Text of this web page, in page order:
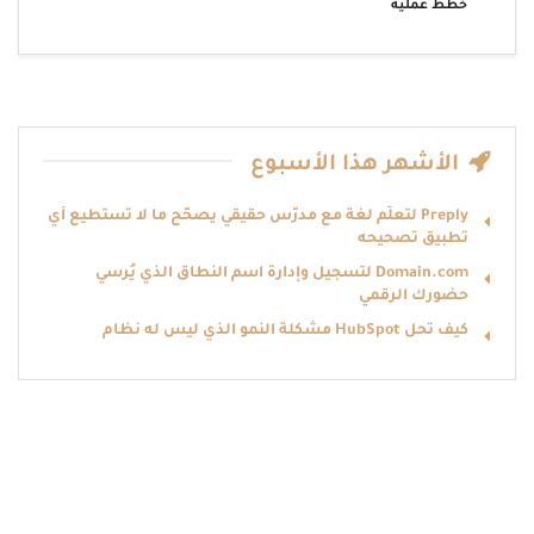
خطط عملية
الأشهر هذا الأسبوع
Preply لتعلّم لغة مع مدرّس حقيقي يصحّح ما لا تستطيع أي
تطبيق تصحيحه
Domain.com لتسجيل وإدارة اسم النطاق الذي يُرسي
حضورك الرقمي
كيف تحل HubSpot مشكلة النمو الذي ليس له نظام